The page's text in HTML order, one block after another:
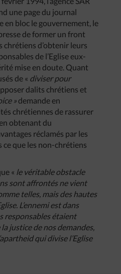
une page du journal
en bloc le gouvernement, le
de former un front
chrétiens d’obtenir leurs
de l’Eglise eux-
mise en doute. Quant
de « diviser pour
dalits chrétiens et
» demande en
chrétiennes de rassurer
obtenant du
réclamés par les
ce que les non-chrétiens
« le véritable obstacle
sont affrontés ne vient
telles, mais des hautes
L’ennemi est dans
responsables étaient
justice de nos demandes,
qui divise l’Eglise